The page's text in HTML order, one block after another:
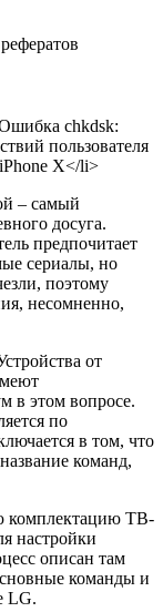
chkdsk:
пользователя
X</li>
– самый
досуга.
предпочитает
сериалы, но
поэтому
несомненно,
от
в этом вопросе.
по
в том, что
команд,
комплектацию ТВ-
настройки
описан там
команды и
LG.